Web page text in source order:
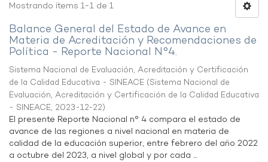
Mostrando ítems 1-1 de 1
Balance General del Estado de Avance en
Materia de Acreditación y Recomendaciones de
Política - Reporte Nacional N°4.
Sistema Nacional de Evaluación, Acreditación y Certificación
de la Calidad Educativa - SINEACE (Sistema Nacional de
Evaluación, Acreditación y Certificación de la Calidad Educativa
- SINEACE, 2023-12-22)
El presente Reporte Nacional n° 4 compara el estado de
avance de las regiones a nivel nacional en materia de
calidad de la educación superior, entre febrero del año 2022
a octubre del 2023, a nivel global y por cada ...